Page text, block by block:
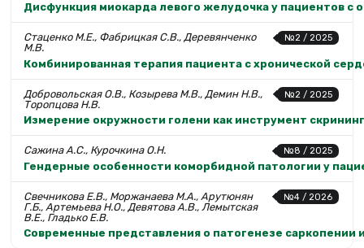
Дисфункция миокарда левого желудочка у пациентов
№2 / 2025
Стаценко М.Е., Фабрицкая С.В., Деревянченко
М.В.
Комбинированная терапия пациента с хронической
№2 / 2025
Добровольская О.В., Козырева М.В., Демин Н.В.,
Торопцова Н.В.
Измерение окружности голени как инструмент
№8 / 2025
Сажина А.С., Курочкина О.Н.
Гендерные особенности коморбидной патологии у
№4 / 2026
Свечникова Е.В., Моржанаева М.А., Арутюнян
Г.Б., Артемьева Н.О., Девятова А.В., Лемытская
В.Е., Гладько Е.В.
Современные представления о патогенезе